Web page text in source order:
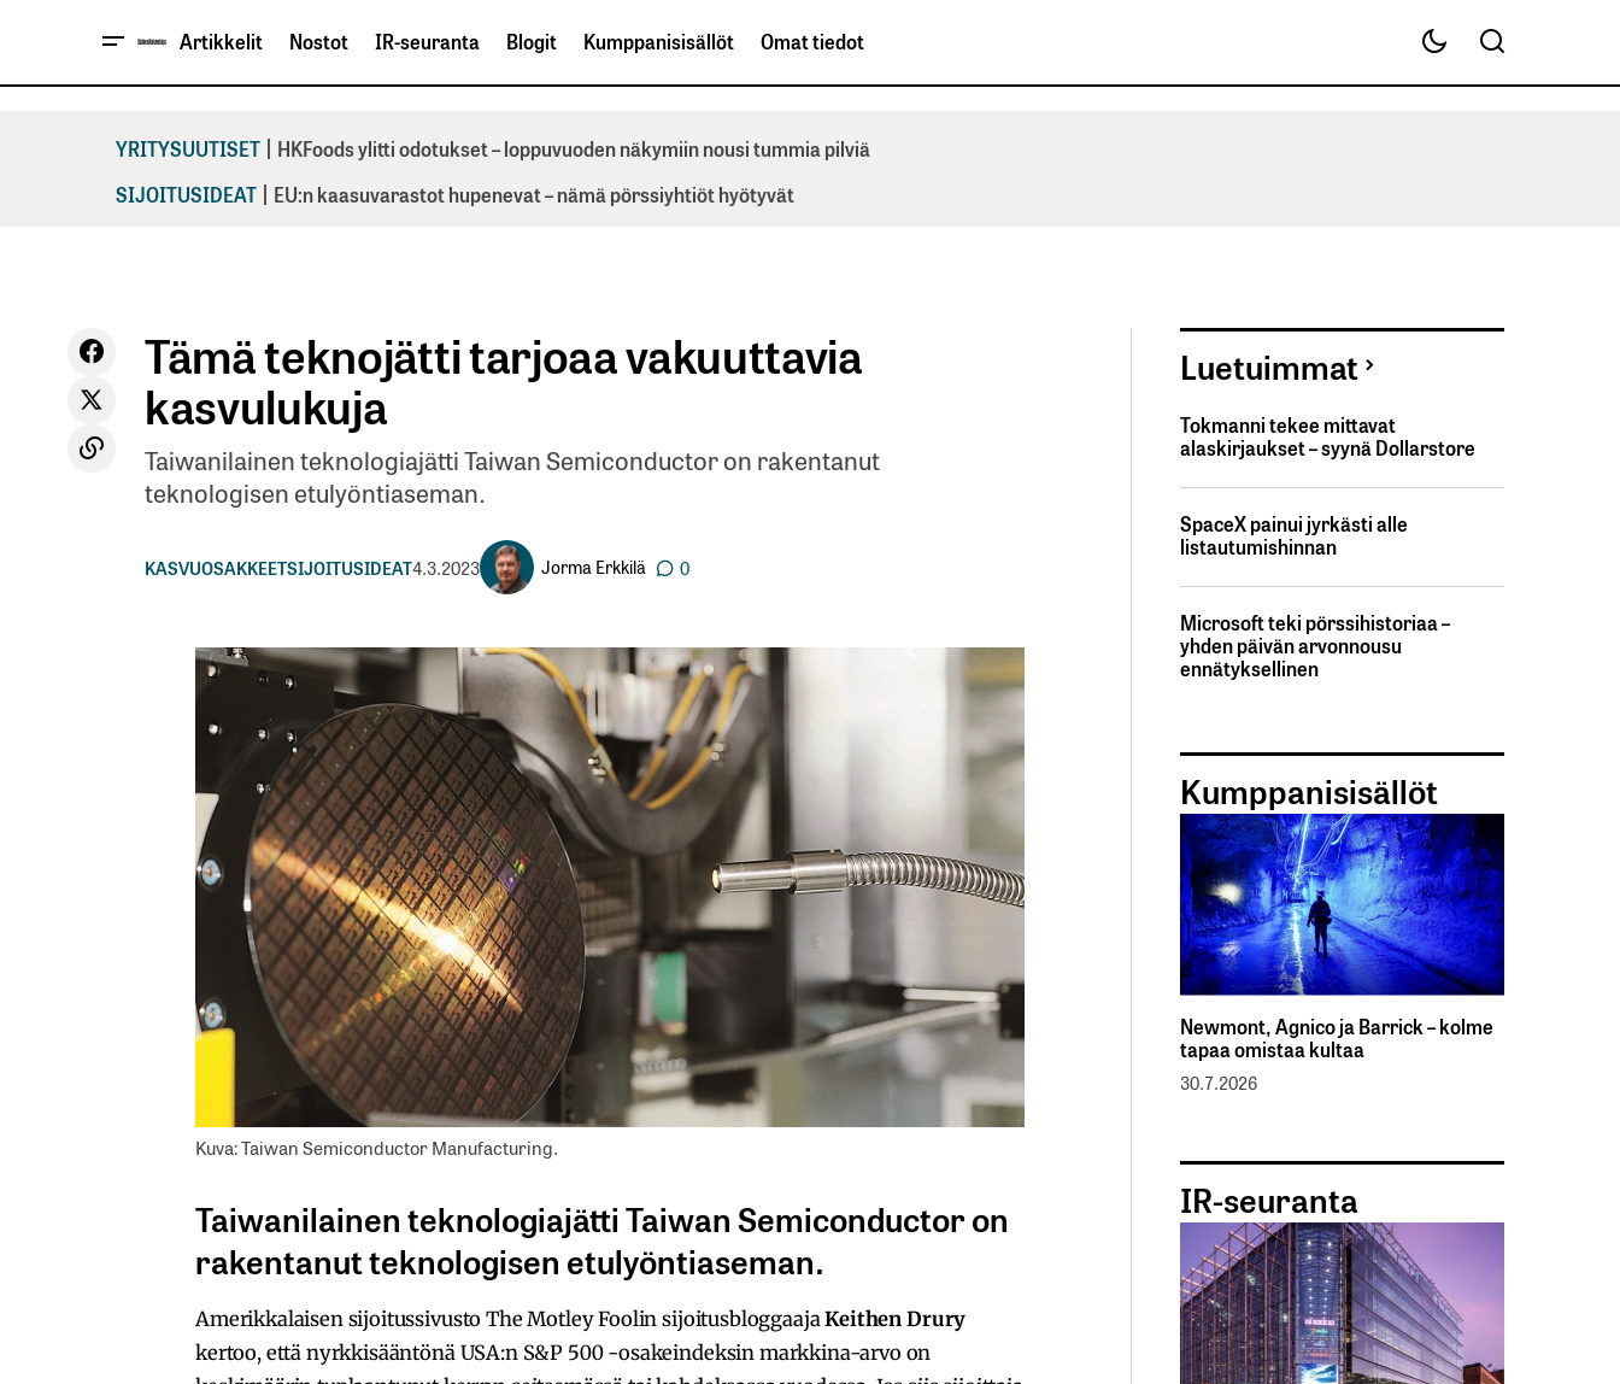
Artikkelit Nostot IR-seuranta Blogit Kumppanisisällöt Omat tiedot
YRITYSUUTISET | HKFoods ylitti odotukset – loppuvuoden näkymiin nousi tummia pilviä
SIJOITUSIDEAT | EU:n kaasuvarastot hupenevat – nämä pörssiyhtiöt hyötyvät
Tämä teknojätti tarjoaa vakuuttavia
kasvulukuja
Taiwanilainen teknologiajätti Taiwan Semiconductor on rakentanut
teknologisen etulyöntiaseman.
KASVUOSAKKEETSIJOITUSIDEAT4.3.2023 Jorma Erkkilä 0
Kuva: Taiwan Semiconductor Manufacturing.
Taiwanilainen teknologiajätti Taiwan Semiconductor on
rakentanut teknologisen etulyöntiaseman.
Amerikkalaisen sijoitussivusto The Motley Foolin sijoitusbloggaajaKeithen Drury
kertoo, että nyrkkisääntönä USA:n S&P 500 -osakeindeksin markkina-arvo on
Luetuimmat
Tokmanni tekee mittavat
alaskirjaukset – syynä Dollarstore
SpaceX painui jyrkästi alle
listautumishinnan
Microsoft teki pörssihistoriaa –
yhden päivän arvonnousu
ennätyksellinen
Kumppanisisällöt
Newmont, Agnico ja Barrick – kolme
tapaa omistaa kultaa
30.7.2026
IR-seuranta